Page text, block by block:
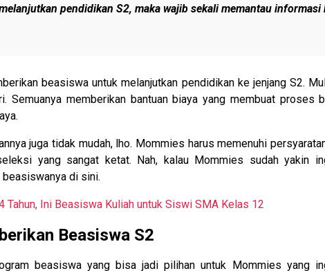
pendidikan S2, maka wajib sekali memantau informasi
beasiswa untuk melanjutkan pendidikan ke jenjang S2.
Semuanya memberikan bantuan biaya yang membuat proses
juga tidak mudah, lho. Mommies harus memenuhi
yang sangat ketat. Nah, kalau Mommies sudah yakin
beasiswanya di sini.
Tahun, Ini Beasiswa Kuliah untuk Siswi SMA Kelas 12
Beasiswa S2
beasiswa yang bisa jadi pilihan untuk Mommies yang